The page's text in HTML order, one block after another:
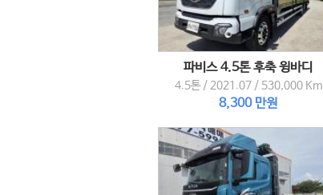
파비스 4.5톤 후축 윙바디
4.5톤 / 2021.07 / 530,000 Km
8,300 만원